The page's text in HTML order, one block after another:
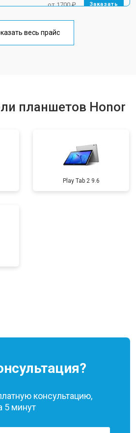
от 1700 ₽ Заказать
от 1750 ₽
весь прайс
планшетов Honor
Play Tab 2 9.6
консультацию,
5 минут